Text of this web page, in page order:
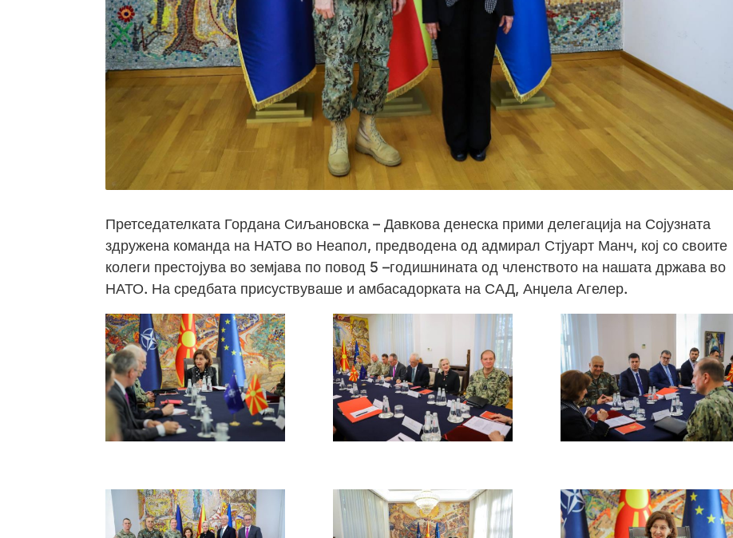
Претседателката Гордана Сиљановска – Давкова денеска прими делегација на Сојузната
здружена команда на НАТО во Неапол, предводена од адмирал Стјуарт Манч, кој со своите
колеги престојува во земјава по повод 5 –годишнината од членството на нашата држава во
НАТО. На средбата присуствуваше и амбасадорката на САД, Анџела Агелер.